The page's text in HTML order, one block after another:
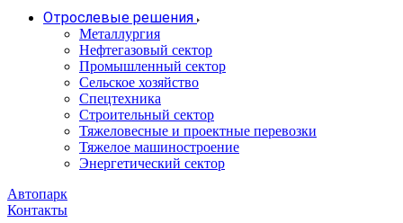
Отрослевые решения
Металлургия
Нефтегазовый сектор
Промышленный сектор
Сельское хозяйство
Спецтехника
Строительный сектор
Тяжеловесные и проектные перевозки
Тяжелое машиностроение
Энергетический сектор
Автопарк
Контакты